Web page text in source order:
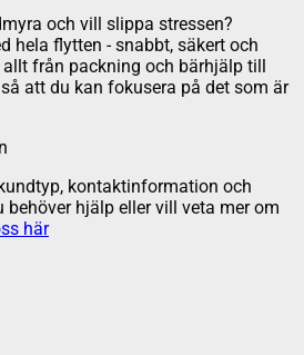
och vill slippa stressen?
hela flytten - snabbt, säkert och
från packning och bärhjälp till
att du kan fokusera på det som är
kontaktinformation och
hjälp eller vill veta mer om
här